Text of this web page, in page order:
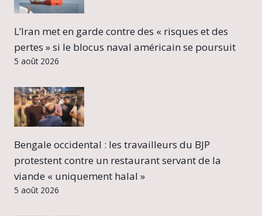
L’Iran met en garde contre des « risques et des
pertes » si le blocus naval américain se poursuit
5 août 2026
Bengale occidental : les travailleurs du BJP
protestent contre un restaurant servant de la
viande « uniquement halal »
5 août 2026